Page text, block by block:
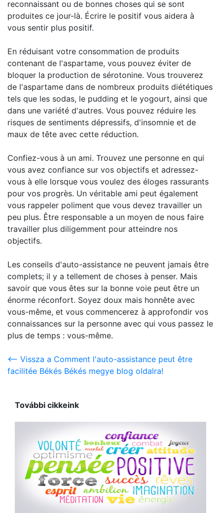
reconnaissant ou de bonnes choses qui se sont
produites ce jour-là. Écrire le positif vous aidera à
vous sentir plus positif.
En réduisant votre consommation de produits
contenant de l'aspartame, vous pouvez éviter de
bloquer la production de sérotonine. Vous trouverez
de l'aspartame dans de nombreux produits diététiques
tels que les sodas, le pudding et le yogourt, ainsi que
dans une variété d'autres. Vous pouvez réduire les
risques de sentiments dépressifs, d'insomnie et de
maux de tête avec cette réduction.
Confiez-vous à un ami. Trouvez une personne en qui
vous avez confiance sur vos objectifs et adressez-
vous à elle lorsque vous voulez des éloges rassurants
pour vos progrès. Un véritable ami peut également
vous rappeler poliment que vous devez travailler un
peu plus. Être responsable a un moyen de nous faire
travailler plus diligemment pour atteindre nos
objectifs.
Les conseils d'auto-assistance ne peuvent jamais être
complets; il y a tellement de choses à penser. Mais
savoir que vous êtes sur la bonne voie peut être un
énorme réconfort. Soyez doux mais honnête avec
vous-même, et vous commencerez à approfondir vos
connaissances sur la personne avec qui vous passez le
plus de temps : vous-même.
<-- Vissza a Comment l'auto-assistance peut être
facilitée Békés Békés megye blog oldalra!
További cikkeink